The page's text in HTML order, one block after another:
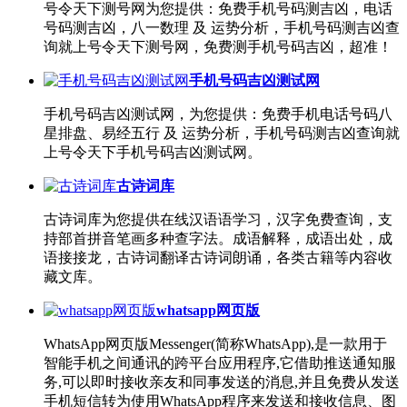
号令天下测号网为您提供：免费手机号码测吉凶，电话
号码测吉凶，八一数理 及 运势分析，手机号码测吉凶查
询就上号令天下测号网，免费测手机号码吉凶，超准！
手机号码吉凶测试网
手机号码吉凶测试网，为您提供：免费手机电话号码八
星排盘、易经五行 及 运势分析，手机号码测吉凶查询就
上号令天下手机号码吉凶测试网。
古诗词库
古诗词库为您提供在线汉语语学习，汉字免费查询，支
持部首拼音笔画多种查字法。成语解释，成语出处，成
语接接龙，古诗词翻译古诗词朗诵，各类古籍等内容收
藏文库。
whatsapp网页版
WhatsApp网页版Messenger(简称WhatsApp),是一款用于
智能手机之间通讯的跨平台应用程序,它借助推送通知服
务,可以即时接收亲友和同事发送的消息,并且免费从发送
手机短信转为使用WhatsApp程序来发送和接收信息、图